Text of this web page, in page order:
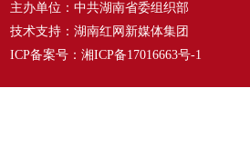
主办单位：中共湖南省委组织部
技术支持：湖南红网新媒体集团
ICP备案号： 湘ICP备17016663号-1